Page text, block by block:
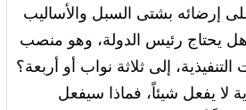
إرضائه بشتى السبل والأساليب
يحتاج رئيس الدولة، وهو منصب
إلى ثلاثة نواب أو أربعة؟
لا يفعل شيئاً، فماذا سيفعل